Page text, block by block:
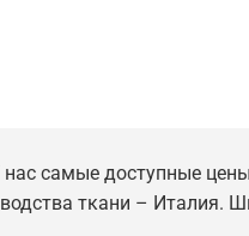
самые доступные
ткани – Италия.